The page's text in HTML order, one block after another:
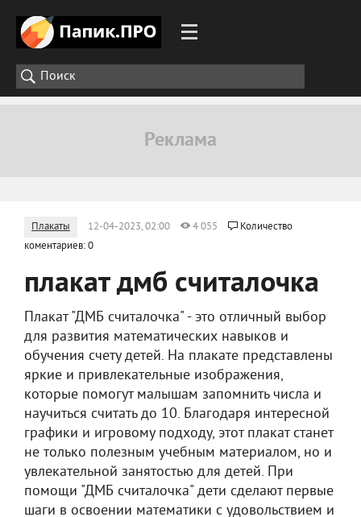
Плакаты 12-04-2023, 02:00 4 055
Количество
коментариев: 0
плакат дмб считалочка
Плакат "ДМБ считалочка" - это отличный выбор
для развития математических навыков и
обучения счету детей. На плакате представлены
яркие и привлекательные изображения,
которые помогут малышам запомнить числа и
научиться считать до 10. Благодаря интересной
графики и игровому подходу, этот плакат станет
не только полезным учебным материалом, но и
увлекательной занятостью для детей. При
помощи "ДМБ считалочка" дети сделают первые
шаги в освоении математики с удовольствием и